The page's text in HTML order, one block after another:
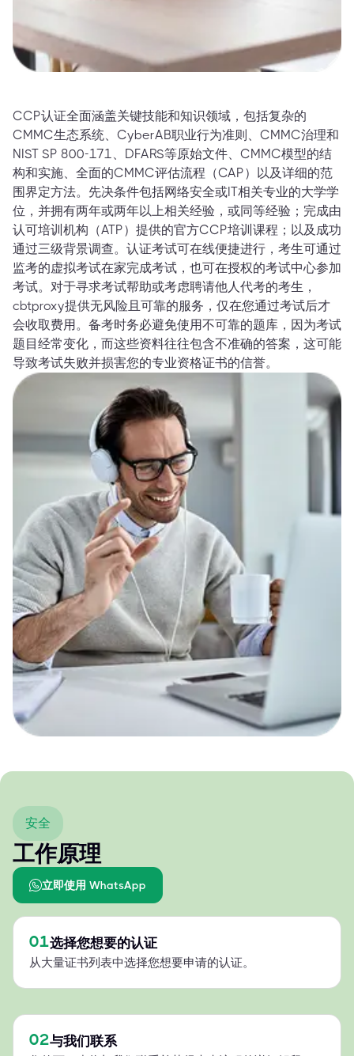
CCP认证全面涵盖关键技能和知识领域，包括复杂的
CMMC生态系统、CyberAB职业行为准则、CMMC治理和
NIST SP 800-171、DFARS等原始文件、CMMC模型的结
构和实施、全面的CMMC评估流程（CAP）以及详细的范
围界定方法。先决条件包括网络安全或IT相关专业的大学学
位，并拥有两年或两年以上相关经验，或同等经验；完成由
认可培训机构（ATP）提供的官方CCP培训课程；以及成功
通过三级背景调查。认证考试可在线便捷进行，考生可通过
监考的虚拟考试在家完成考试，也可在授权的考试中心参加
考试。对于寻求考试帮助或考虑聘请他人代考的考生，
cbtproxy提供无风险且可靠的服务，仅在您通过考试后才
会收取费用。备考时务必避免使用不可靠的题库，因为考试
题目经常变化，而这些资料往往包含不准确的答案，这可能
导致考试失败并损害您的专业资格证书的信誉。
安全
工作原理
立即使用 WhatsApp
01选择您想要的认证
从大量证书列表中选择您想要申请的认证。
02与我们联系